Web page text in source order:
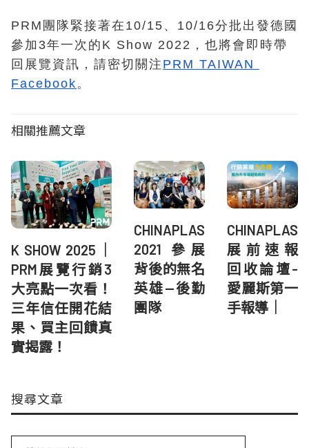
PRM團隊緊接著在10/15、10/16分批出發德國
參加3年一次的K Show 2022，也將會即時帶
回展覽資訊，請密切關注 PRM TAIWAN
Facebook。
相關推薦文章
K SHOW 2025｜
PRM展覽行銷3
大亮點一次看！
三年信任開花結
果、買主回饋真
實揭露！
CHINAPLAS
2021 參展
背後的無名
英雄—後勤
團隊
CHINAPLAS
展前速報
回收論壇-
愛麗斯第一
手報導｜
搜尋文章